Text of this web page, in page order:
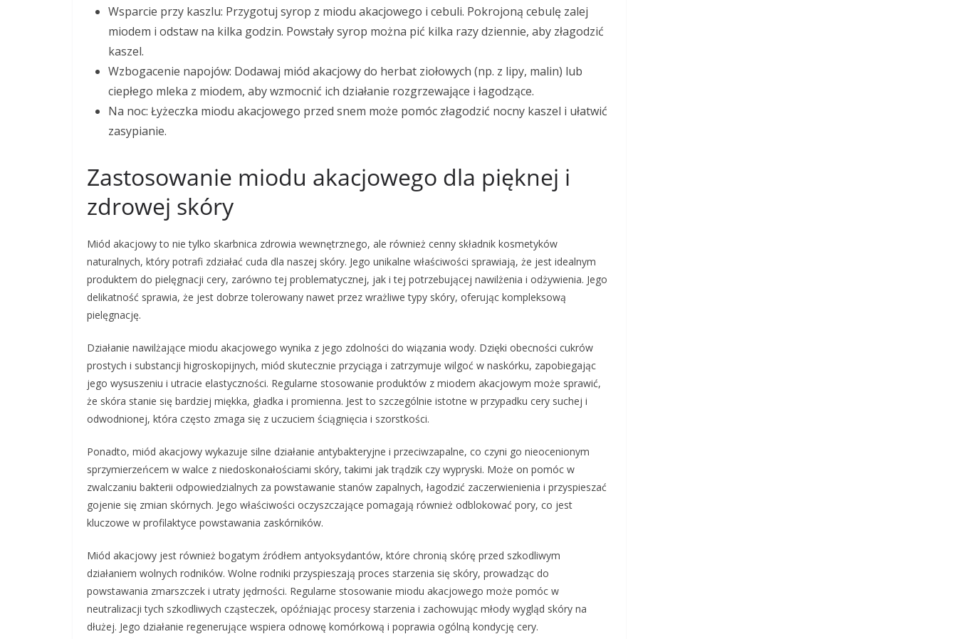
Wsparcie przy kaszlu: Przygotuj syrop z miodu akacjowego i cebuli. Pokrojoną cebulę zalej
miodem i odstaw na kilka godzin. Powstały syrop można pić kilka razy dziennie, aby złagodzić
kaszel.
Wzbogacenie napojów: Dodawaj miód akacjowy do herbat ziołowych (np. z lipy, malin) lub
ciepłego mleka z miodem, aby wzmocnić ich działanie rozgrzewające i łagodzące.
Na noc: Łyżeczka miodu akacjowego przed snem może pomóc złagodzić nocny kaszel i ułatwić
zasypianie.
Zastosowanie miodu akacjowego dla pięknej i
zdrowej skóry
Miód akacjowy to nie tylko skarbnica zdrowia wewnętrznego, ale również cenny składnik kosmetyków
naturalnych, który potrafi zdziałać cuda dla naszej skóry. Jego unikalne właściwości sprawiają, że jest idealnym
produktem do pielęgnacji cery, zarówno tej problematycznej, jak i tej potrzebującej nawilżenia i odżywienia. Jego
delikatność sprawia, że jest dobrze tolerowany nawet przez wrażliwe typy skóry, oferując kompleksową
pielęgnację.
Działanie nawilżające miodu akacjowego wynika z jego zdolności do wiązania wody. Dzięki obecności cukrów
prostych i substancji higroskopijnych, miód skutecznie przyciąga i zatrzymuje wilgoć w naskórku, zapobiegając
jego wysuszeniu i utracie elastyczności. Regularne stosowanie produktów z miodem akacjowym może sprawić,
że skóra stanie się bardziej miękka, gładka i promienna. Jest to szczególnie istotne w przypadku cery suchej i
odwodnionej, która często zmaga się z uczuciem ściągnięcia i szorstkości.
Ponadto, miód akacjowy wykazuje silne działanie antybakteryjne i przeciwzapalne, co czyni go nieocenionym
sprzymierzeńcem w walce z niedoskonałościami skóry, takimi jak trądzik czy wypryski. Może on pomóc w
zwalczaniu bakterii odpowiedzialnych za powstawanie stanów zapalnych, łagodzić zaczerwienienia i przyspieszać
gojenie się zmian skórnych. Jego właściwości oczyszczające pomagają również odblokować pory, co jest
kluczowe w profilaktyce powstawania zaskórników.
Miód akacjowy jest również bogatym źródłem antyoksydantów, które chronią skórę przed szkodliwym
działaniem wolnych rodników. Wolne rodniki przyspieszają proces starzenia się skóry, prowadząc do
powstawania zmarszczek i utraty jędrności. Regularne stosowanie miodu akacjowego może pomóc w
neutralizacji tych szkodliwych cząsteczek, opóźniając procesy starzenia i zachowując młody wygląd skóry na
dłużej. Jego działanie regenerujące wspiera odnowę komórkową i poprawia ogólną kondycję cery.